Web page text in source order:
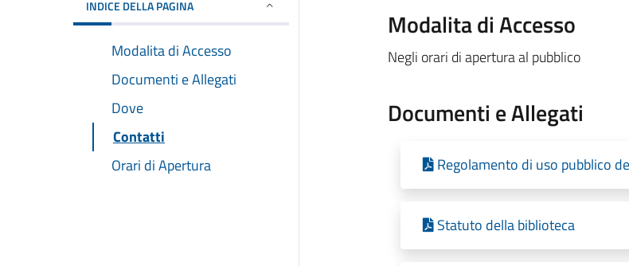
INDICE DELLA PAGINA
Modalita di Accesso
Documenti e Allegati
Dove
Contatti
Orari di Apertura
Modalita di Accesso
Negli orari di apertura al pubblico
Documenti e Allegati
Regolamento di uso pubblico
Statuto della biblioteca